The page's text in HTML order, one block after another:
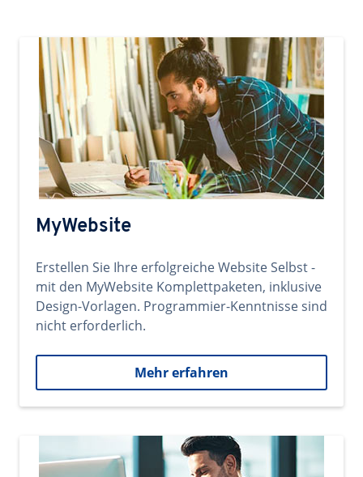
MyWebsite
Erstellen Sie Ihre erfolgreiche Website Selbst -
mit den MyWebsite Komplettpaketen, inklusive
Design-Vorlagen. Programmier-Kenntnisse sind
nicht erforderlich.
Mehr erfahren